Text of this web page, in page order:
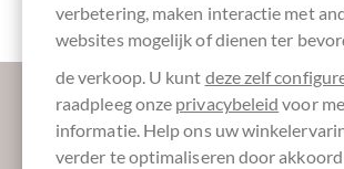
Laat ons uw inbox
verbetering, maken interactie met
websites mogelijk of dienen ter
de verkoop. U kunt deze zelf
raadpleeg onze privacybeleid voor
informatie. Help ons uw
verder te optimaliseren door